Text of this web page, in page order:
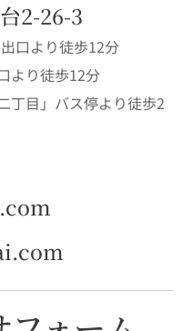
2-26-3
口より徒歩12分
より徒歩12分
丁目」バス停より徒歩2